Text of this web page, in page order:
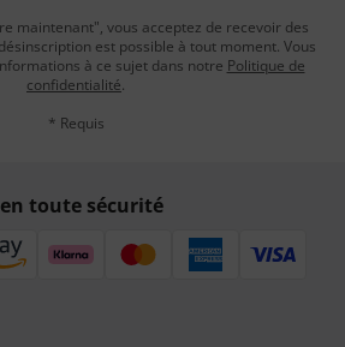
maintenant", vous acceptez de recevoir des
est possible à tout moment. Vous
à ce sujet dans notre Politique de
confidentialité.
* Requis
toute sécurité